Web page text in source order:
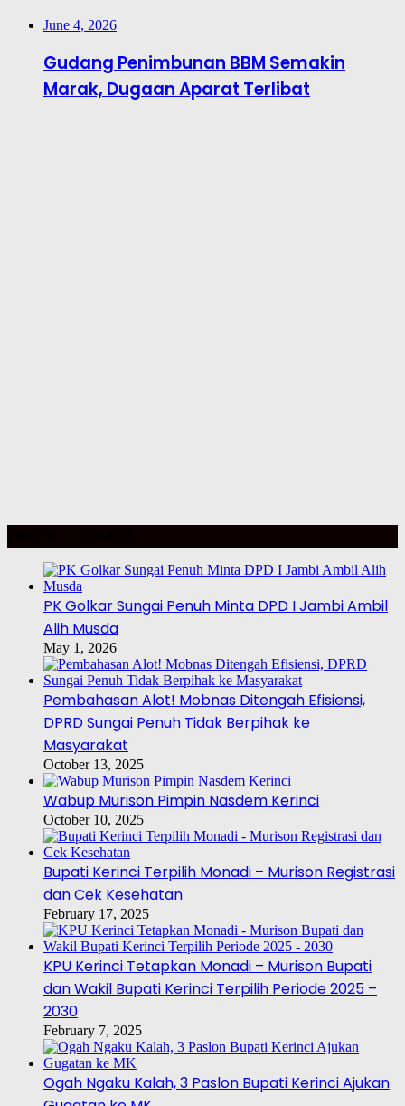
June 4, 2026
Gudang Penimbunan BBM Semakin
Marak, Dugaan Aparat Terlibat
PK Golkar Sungai Penuh Minta DPD I Jambi Ambil
Alih Musda
May 1, 2026
Pembahasan Alot! Mobnas Ditengah Efisiensi,
DPRD Sungai Penuh Tidak Berpihak ke
Masyarakat
October 13, 2025
Wabup Murison Pimpin Nasdem Kerinci
October 10, 2025
Bupati Kerinci Terpilih Monadi – Murison Registrasi
dan Cek Kesehatan
February 17, 2025
KPU Kerinci Tetapkan Monadi – Murison Bupati
dan Wakil Bupati Kerinci Terpilih Periode 2025 –
2030
February 7, 2025
Ogah Ngaku Kalah, 3 Paslon Bupati Kerinci Ajukan